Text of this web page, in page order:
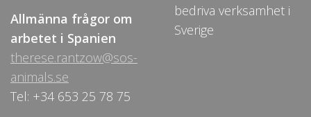
Allmänna frågor om
arbetet i Spanien
therese.rantzow@sos-
animals.se
Tel: +34 653 25 78 75
bedriva verksamhet i
Sverige